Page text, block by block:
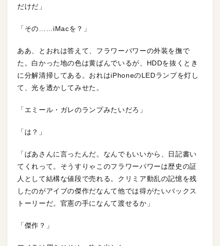
だけだ」
「その……iMacを？」
ああ、とおれは答えて、フラワーパワーの外装を撫で
た。白かった地の色は黄ばんでいるが、HDDを抜くとき
に分解清掃してある。おれはiPhoneのLEDランプを灯し
て、光を透かしてみせた。
「エミール・ガレのランプみたいだろ」
「は？」
「ばあさんに言ったんだ。なんでもいいから、日記書い
てくれって。そうすりゃこのフラワーパワーは歴史の証
人として結構な値段で売れる。クリミア動乱の記憶を残
したのがアイブの傑作だなんて他では得がたいバックス
トーリーだ。官憲の手になんて渡せるか」
「傑作？」